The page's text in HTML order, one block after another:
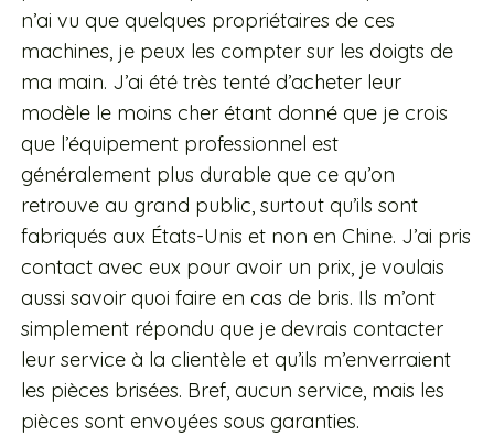
n’ai vu que quelques propriétaires de ces
machines, je peux les compter sur les doigts de
ma main. J’ai été très tenté d’acheter leur
modèle le moins cher étant donné que je crois
que l’équipement professionnel est
généralement plus durable que ce qu’on
retrouve au grand public, surtout qu’ils sont
fabriqués aux États-Unis et non en Chine. J’ai pris
contact avec eux pour avoir un prix, je voulais
aussi savoir quoi faire en cas de bris. Ils m’ont
simplement répondu que je devrais contacter
leur service à la clientèle et qu’ils m’enverraient
les pièces brisées. Bref, aucun service, mais les
pièces sont envoyées sous garanties.